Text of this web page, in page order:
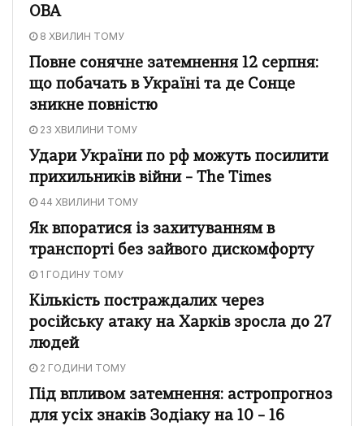
ОВА
8 ХВИЛИН ТОМУ
Повне сонячне затемнення 12 серпня:
що побачать в Україні та де Сонце
зникне повністю
23 ХВИЛИНИ ТОМУ
Удари України по рф можуть посилити
прихильників війни – The Times
44 ХВИЛИНИ ТОМУ
Як впоратися із захитуванням в
транспорті без зайвого дискомфорту
1 ГОДИНУ ТОМУ
Кількість постраждалих через
російську атаку на Харків зросла до 27
людей
2 ГОДИНИ ТОМУ
Під впливом затемнення: астропрогноз
для усіх знаків Зодіаку на 10 – 16